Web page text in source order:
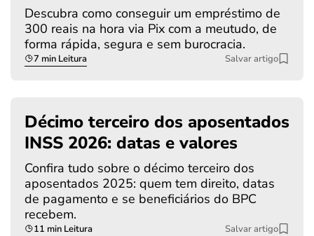
Descubra como conseguir um empréstimo de
300 reais na hora via Pix com a meutudo, de
forma rápida, segura e sem burocracia.
7 min Leitura Salvar artigo
Décimo terceiro dos aposentados
INSS 2026: datas e valores
Confira tudo sobre o décimo terceiro dos
aposentados 2025: quem tem direito, datas
de pagamento e se beneficiários do BPC
recebem.
11 min Leitura Salvar artigo